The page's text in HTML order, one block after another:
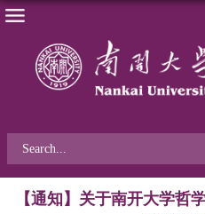
【通知】关于南开大学哲